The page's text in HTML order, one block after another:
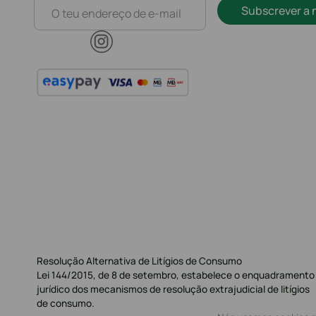
Subscrever a
Resolução Alternativa de Litígios de Consumo
Lei 144/2015, de 8 de setembro, estabelece o enquadramento
jurídico dos mecanismos de resolução extrajudicial de litígios
de consumo.